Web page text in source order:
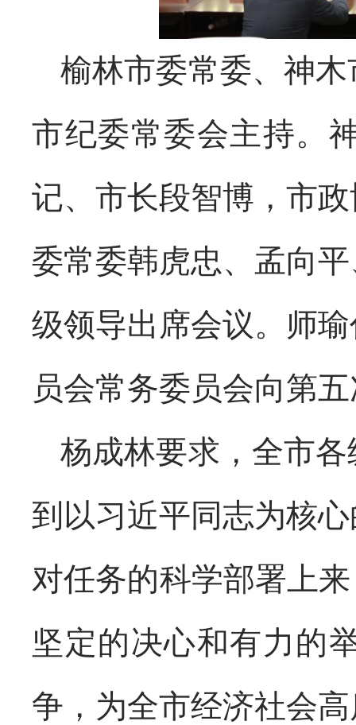
榆林市委常委、神
市纪委常委会主持。
记、市长段智博，市
委常委韩虎忠、孟向
级领导出席会议。师
员会常务委员会向第
杨成林要求，全市
到以习近平同志为核
对任务的科学部署上
坚定的决心和有力的
争，为全市经济社会